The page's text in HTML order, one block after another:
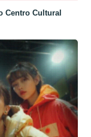
Centro Cultural